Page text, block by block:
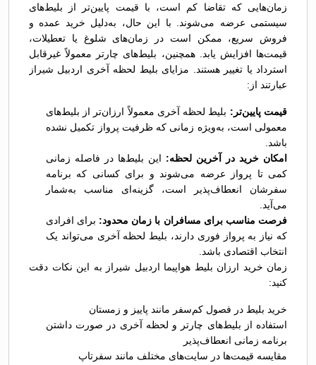
زمان‌هایی که تقاضا کم است، با قیمت پایین‌تر از بلیط‌های
سیستمی عرضه می‌شوند. با این حال، به‌دلیل خرید عمده و
فروش سریع، ممکن است در زمان‌های شلوغ یا تعطیلات،
قیمت‌ها افزایش یابد. همچنین، بلیط‌های چارتر معمولاً غیرقابل
استرداد یا تغییر هستند. مزایای بلیط لحظه آخری اردبیل شیراز
عبارتند از:
قیمت پایین‌تر: بلیط لحظه آخری معمولاً ارزان‌تر از بلیط‌های
معمولی است، به‌ویژه زمانی که ظرفیت پرواز تکمیل نشده
باشد.
امکان خرید در آخرین لحظه: این بلیط‌ها در فاصله زمانی
کمی تا پرواز عرضه می‌شوند و برای کسانی که برنامه
سفرشان انعطاف‌پذیر است، گزینه‌ای مناسب به‌شمار
می‌آید.
فرصت مناسب برای مسافران با زمان محدود: برای افرادی
که نیاز به پرواز فوری دارند، بلیط لحظه آخری می‌تواند یک
انتخاب اقتصادی باشد.
زمان خرید ارزان بلیط هواپیما اردبیل شیراز به این نکات دقت
کنید:
خرید بلیط در فصول کم‌سفر مانند پاییز و زمستان
استفاده از بلیط‌های چارتر و لحظه آخری در صورت داشتن
برنامه زمانی انعطاف‌پذیر
مقایسه قیمت‌ها در سایت‌های مختلف مانند سفرتاپ